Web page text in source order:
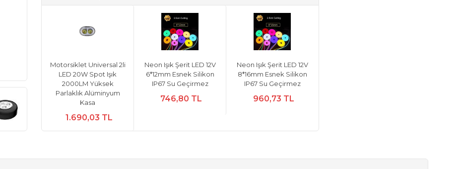
Motorsiklet Universal 2li
LED 20W Spot Işık
2000LM Yüksek
Parlaklık Alüminyum
Kasa
1.690,03 TL
Neon Işık Şerit LED 12V
6*12mm Esnek Silikon
IP67 Su Geçirmez
746,80 TL
Neon Işık Şerit LED 12V
8*16mm Esnek Silikon
IP67 Su Geçirmez
960,73 TL